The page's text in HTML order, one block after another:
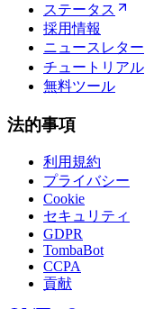
ステータス
採用情報
ニュースレター
チュートリアル
無料ツール
法的事項
利用規約
プライバシー
Cookie
セキュリティ
GDPR
TombaBot
CCPA
貢献